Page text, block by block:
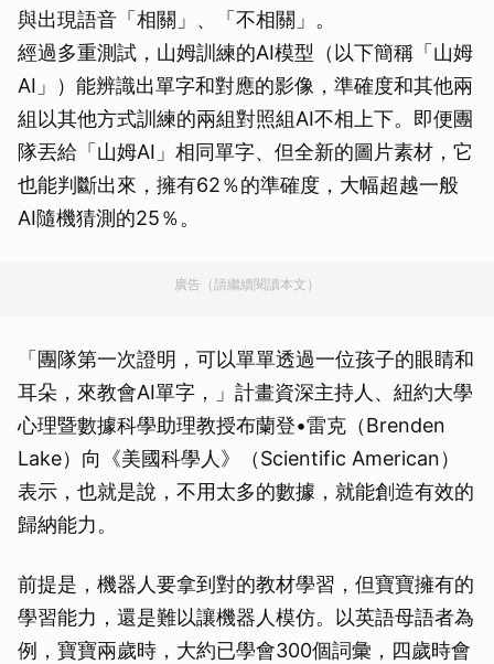
與出現語音「相關」、「不相關」。
經過多重測試，山姆訓練的AI模型（以下簡稱「山姆
AI」）能辨識出單字和對應的影像，準確度和其他兩
組以其他方式訓練的兩組對照組AI不相上下。即便團
隊丟給「山姆AI」相同單字、但全新的圖片素材，它
也能判斷出來，擁有62％的準確度，大幅超越一般
AI隨機猜測的25％。
廣告（請繼續閱讀本文）
「團隊第一次證明，可以單單透過一位孩子的眼睛和
耳朵，來教會AI單字，」計畫資深主持人、紐約大學
心理暨數據科學助理教授布蘭登•雷克（Brenden
Lake）向《美國科學人》（Scientific American）
表示，也就是說，不用太多的數據，就能創造有效的
歸納能力。
前提是，機器人要拿到對的教材學習，但寶寶擁有的
學習能力，還是難以讓機器人模仿。以英語母語者為
例，寶寶兩歲時，大約已學會300個詞彙，四歲時會